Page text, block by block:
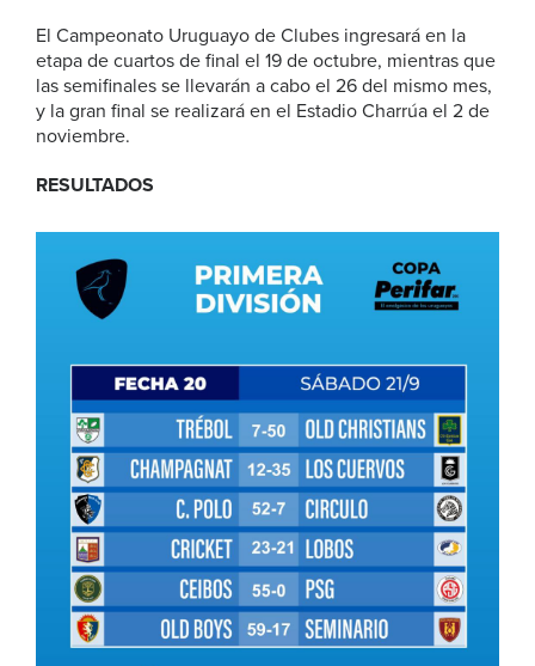
El Campeonato Uruguayo de Clubes ingresará en la
etapa de cuartos de final el 19 de octubre, mientras que
las semifinales se llevarán a cabo el 26 del mismo mes,
y la gran final se realizará en el Estadio Charrúa el 2 de
noviembre.
RESULTADOS